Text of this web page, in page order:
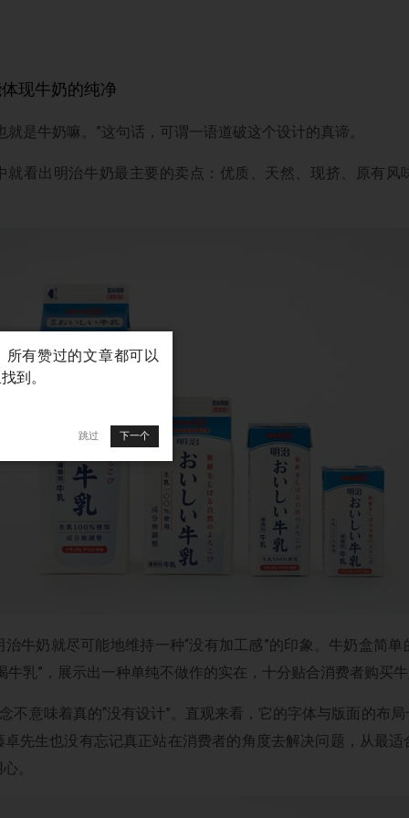
现牛奶的纯净
就是牛奶嘛。”这句话，可谓一语道破这个设计的真谛。
就看出明治牛奶最主要的卖点：优质、天然、现挤、原有风
牛奶就尽可能地维持一种“没有加工感”的印象。牛奶盒简
牛乳”，展示出一种单纯不做作的实在，十分贴合消费者购买
不意味着真的“没有设计”。直观来看，它的字体与版面的布
先生也没有忘记真正站在消费者的角度去解决问题，从最
。
跳过 下一个